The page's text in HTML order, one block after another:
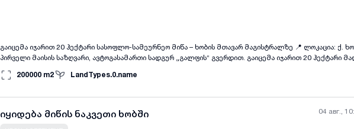
გაიცემა იჯარით 20 ჰექტარი სასოფლო-სამეურნეო მიწა – ხობის მთავარ მაგისტრალზე 📍 ლოკაცია: ქ. ხობისა და სოფ.
პირველი მაისის საზღვარი, ავტოგასამართი სადგურ „გალფის“ გვერდით. გაიცემა იჯარით 20 ჰექტარი მაღალნაყოფიერი
სასოფლო-სამეურნეო მიწის ნაკვეთი, რომელიც გამოირჩევა ნოყიერი ნიადაგით და იდეალურია
სამეურნეო თუ საინვესტიციო პროექტისთვის. ნაკვეთი საუკეთესოა: * ერთწლიანი და მრავალწლიანი კულტურების
მისასვლელით; ✅ ტერიტორიიდან 5 ჰექტარი დაფარულია ტყის მასივითა და საძოვრით; ✅ მიყვანილია
ბუნებრივი აირი, ინტერნეტი და წყალი (წყლის ჭაბურღილი); ✅ ტერიტორია სრულად შემოღობილია და
200000 m2 LandTypes.0.name
04 авг.,
იყიდება მიწის ნაკვეთი ხობში